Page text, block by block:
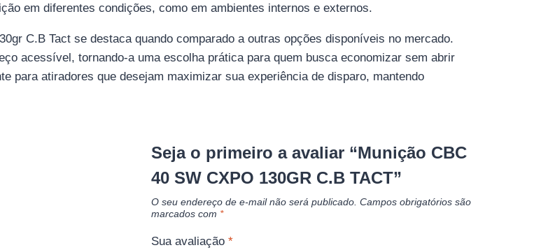
em diferentes condições, como em ambientes internos e externos.
C.B Tact se destaca quando comparado a outras opções disponíveis no mercado.
acessível, tornando-a uma escolha prática para quem busca economizar sem abrir
para atiradores que desejam maximizar sua experiência de disparo, mantendo
Seja o primeiro a avaliar “Munição CBC
40 SW CXPO 130GR C.B TACT”
O seu endereço de e-mail não será publicado. Campos obrigatórios são
marcados com *
Sua avaliação*